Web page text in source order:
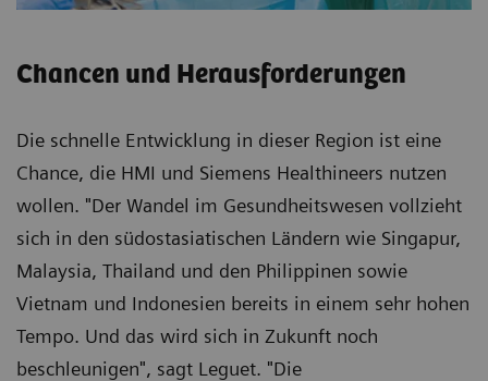
Chancen und Herausforderungen
Die schnelle Entwicklung in dieser Region ist eine
Chance, die HMI und Siemens Healthineers nutzen
wollen. "Der Wandel im Gesundheitswesen vollzieht
sich in den südostasiatischen Ländern wie Singapur,
Malaysia, Thailand und den Philippinen sowie
Vietnam und Indonesien bereits in einem sehr hohen
Tempo. Und das wird sich in Zukunft noch
beschleunigen", sagt Leguet. "Die